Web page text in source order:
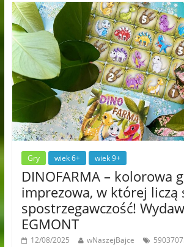
Gry wiek 6+ wiek 9+
DINOFARMA – kolorowa
imprezowa, w której liczą
spostrzegawczość!
EGMONT
12/08/2025 wNaszejBajce